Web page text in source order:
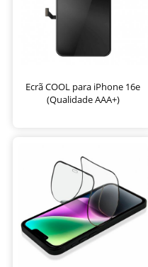
Ecrã COOL para iPhone 16e
(Qualidade AAA+)